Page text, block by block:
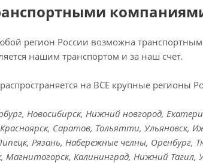
регион России возможна
нашим транспортом и за наш счёт.
на ВСЕ крупные регионы
Новосибирск, Нижний новгород,
Саратов, Тольятти, Ульяновск,
Рязань, Набережные челны, Оренбург,
Магнитогорск, Калининград, Нижний Тагил,